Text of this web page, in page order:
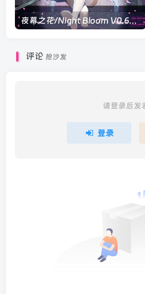
夜幕之花/Night Bloom V0.671|视觉小说|容量1.9GB|官方中文版
评论 抢沙发
请登录后发
登录